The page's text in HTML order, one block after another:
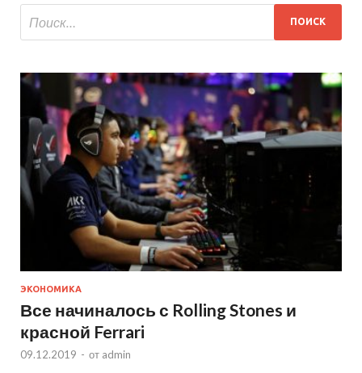
ЭКОНОМИКА
Все начиналось с Rolling Stones и
красной Ferrari
09.12.2019 - от admin